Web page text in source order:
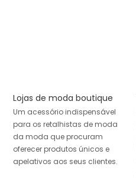
Lojas de moda boutique
Um acessório indispensável
para os retalhistas de moda
da moda que procuram
oferecer produtos únicos e
apelativos aos seus clientes.